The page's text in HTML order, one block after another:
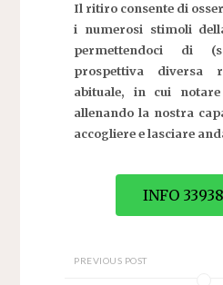
Il ritiro consente di
i numerosi stimoli
permettendoci di
prospettiva diversa
abituale, in cui
allenando la nostra
accogliere e lasciare
INFO
PREVIOUS POST